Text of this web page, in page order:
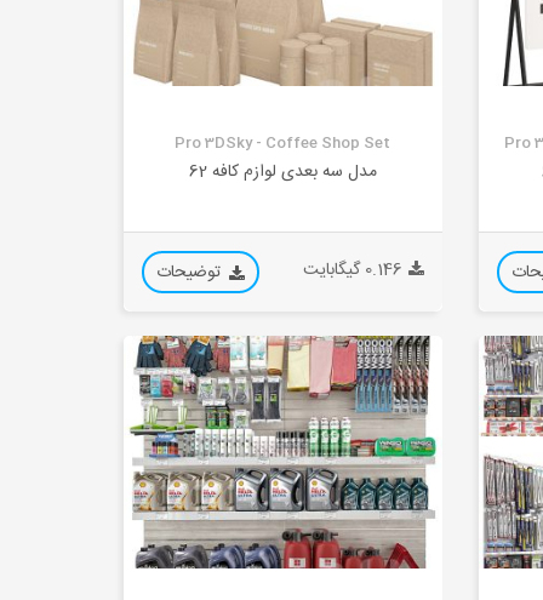
Pro
Pro 3DSky - Coffee Shop Set
مدل سه بعدی لوازم کافه 62
0.146 گیگابایت توضیحات